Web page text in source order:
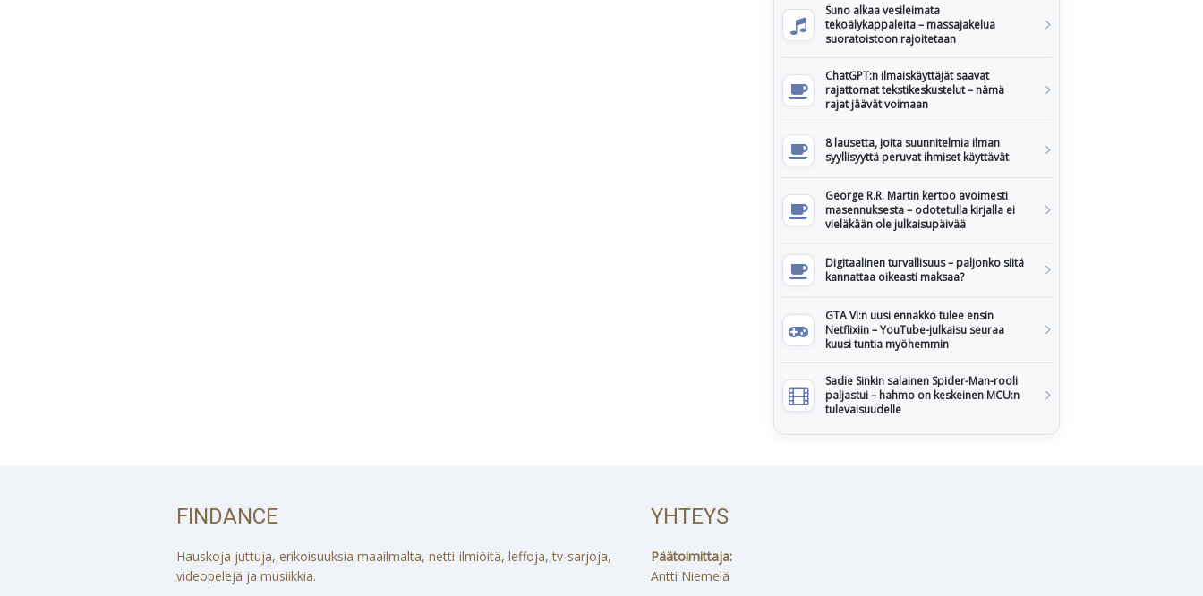
Suno alkaa vesileimata
tekoälykappaleita – massajakelua
suoratoistoon rajoitetaan
ChatGPT:n ilmaiskäyttäjät saavat
rajattomat tekstikeskustelut – nämä
rajat jäävät voimaan
8 lausetta, joita suunnitelmia ilman
syyllisyyttä peruvat ihmiset käyttävät
George R.R. Martin kertoo avoimesti
masennuksesta – odotetulla kirjalla ei
vieläkään ole julkaisupäivää
Digitaalinen turvallisuus – paljonko siitä
kannattaa oikeasti maksaa?
GTA VI:n uusi ennakko tulee ensin
Netflixiin – YouTube-julkaisu seuraa
kuusi tuntia myöhemmin
Sadie Sinkin salainen Spider-Man-rooli
paljastui – hahmo on keskeinen MCU:n
tulevaisuudelle
FINDANCE
Hauskoja juttuja, erikoisuuksia maailmalta, netti-ilmiöitä, leffoja, tv-sarjoja,
videopelejä ja musiikkia.
YHTEYS
Päätoimittaja:
Antti Niemelä